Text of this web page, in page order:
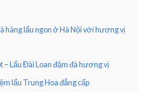
hàng lẩu ngon ở Hà Nội với hương vị
– Lẩu Đài Loan đậm đà hương vị
lẩu Trung Hoa đẳng cấp